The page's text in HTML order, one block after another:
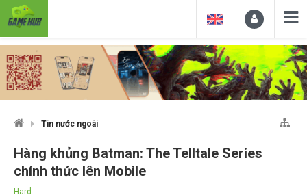
Tin nước ngoài
Hàng khủng Batman: The Telltale Series
chính thức lên Mobile
Hard